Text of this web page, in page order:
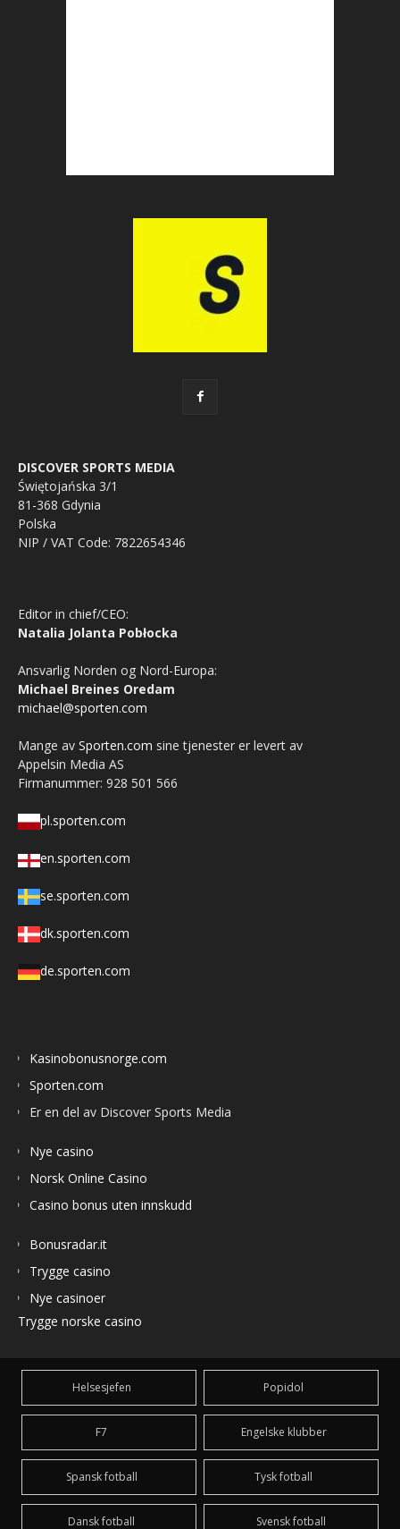
DISCOVER SPORTS MEDIA
Świętojańska 3/1
81-368 Gdynia
Polska
NIP / VAT Code: 7822654346
Editor in chief/CEO:
Natalia Jolanta Pobłocka
Ansvarlig Norden og Nord-Europa:
Michael Breines Oredam
michael@sporten.com
Mange av Sporten.com sine tjenester er levert av
Appelsin Media AS
Firmanummer: 928 501 566
pl.sporten.com
en.sporten.com
se.sporten.com
dk.sporten.com
de.sporten.com
Kasinobonusnorge.com
Sporten.com
Er en del av Discover Sports Media
Nye casino
Norsk Online Casino
Casino bonus uten innskudd
Bonusradar.it
Trygge casino
Nye casinoer
Trygge norske casino
Helsesjefen Popidol
F7 Engelske klubber
Spansk fotball Tysk fotball
Dansk fotball Svensk fotball